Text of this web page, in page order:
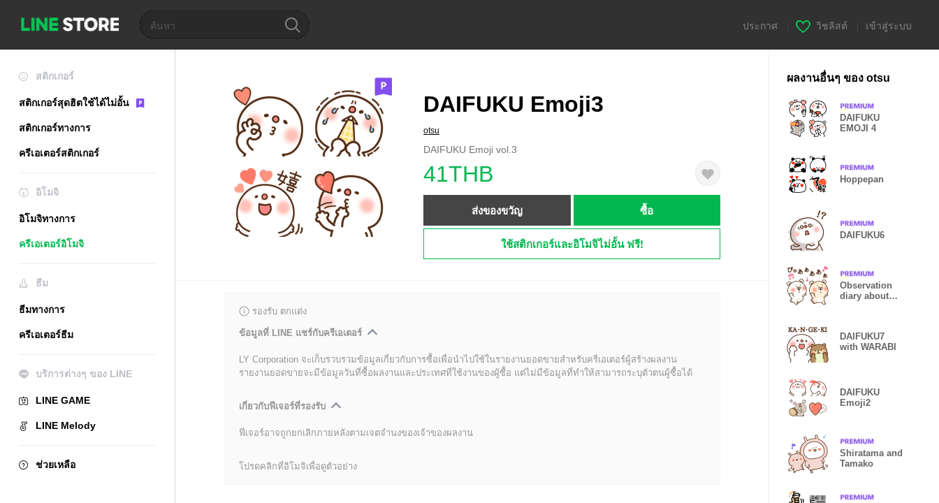
ประกาศ วิชลิสต์ เข้าสู่ระบบ
สติกเกอร์
สติกเกอร์สุดฮิตใช้ได้ไม่อั้น
สติกเกอร์ทางการ
ครีเอเตอร์สติกเกอร์
อิโมจิ
อิโมจิทางการ
ครีเอเตอร์อิโมจิ
ธีม
ธีมทางการ
ครีเอเตอร์ธีม
บริการต่างๆ ของ LINE
LINE GAME
LINE Melody
ช่วยเหลือ
DAIFUKU Emoji3
otsu
DAIFUKU Emoji vol.3
41THB
ส่งของขวัญ ซื้อ
ใช้สติกเกอร์และอิโมจิไม่อั้น ฟรี!
รองรับ ตกแต่ง
ข้อมูลที่ LINE แชร์กับครีเอเตอร์
LY Corporation จะเก็บรวบรวมข้อมูลเกี่ยวกับการซื้อเพื่อนำไปใช้ในรายงานยอดขายสำหรับครีเอเตอร์ผู้สร้างผลงาน
รายงานยอดขายจะมีข้อมูลวันที่ซื้อผลงานและประเทศที่ใช้งานของผู้ซื้อ แต่ไม่มีข้อมูลที่ทำให้สามารถระบุตัวตนผู้ซื้อได้
เกี่ยวกับฟีเจอร์ที่รองรับ
ฟีเจอร์อาจถูกยกเลิกภายหลังตามเจตจำนงของเจ้าของผลงาน
โปรดคลิกที่อิโมจิเพื่อดูตัวอย่าง
ผลงานอื่นๆ ของ otsu
DAIFUKU
EMOJI 4
Hoppepan
DAIFUKU6
Observation
diary about
DAIFUKU7
with WARABI
DAIFUKU
Emoji2
Shiratama and
Tamako